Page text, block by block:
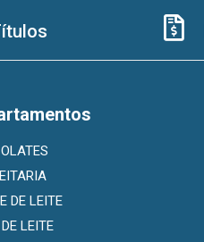
DE LEITE
LEITE